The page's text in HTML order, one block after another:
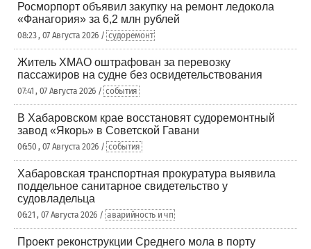
Росморпорт объявил закупку на ремонт ледокола
«Фанагория» за 6,2 млн рублей
08:23 , 07 Августа 2026 / судоремонт
Житель ХМАО оштрафован за перевозку
пассажиров на судне без освидетельствования
07:41 , 07 Августа 2026 / события
В Хабаровском крае восстановят судоремонтный
завод «Якорь» в Советской Гавани
06:50 , 07 Августа 2026 / события
Хабаровская транспортная прокуратура выявила
поддельное санитарное свидетельство у
судовладельца
06:21 , 07 Августа 2026 / аварийность и чп
Проект реконструкции Среднего мола в порту